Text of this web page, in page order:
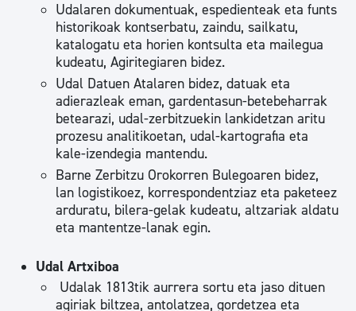
Udalaren dokumentuak, espedienteak eta funts
historikoak kontserbatu, zaindu, sailkatu,
katalogatu eta horien kontsulta eta mailegua
kudeatu, Agiritegiaren bidez.
Udal Datuen Atalaren bidez, datuak eta
adierazleak eman, gardentasun-betebeharrak
betearazi, udal-zerbitzuekin lankidetzan aritu
prozesu analitikoetan, udal-kartografia eta
kale-izendegia mantendu.
Barne Zerbitzu Orokorren Bulegoaren bidez,
lan logistikoez, korrespondentziaz eta paketeez
arduratu, bilera-gelak kudeatu, altzariak aldatu
eta mantentze-lanak egin.
Udal Artxiboa
Udalak 1813tik aurrera sortu eta jaso dituen
agiriak biltzea, antolatzea, gordetzea eta